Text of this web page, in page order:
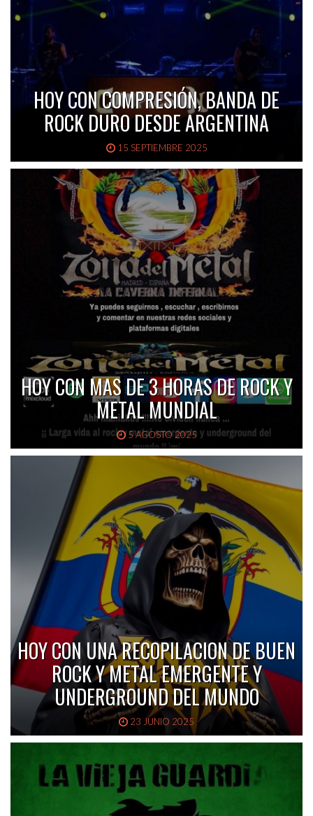
HOY CON COMPRESIÓN, BANDA DE
ROCK DURO DESDE ARGENTINA
15 SEPTIEMBRE 2025
HOY CON MAS DE 3 HORAS DE ROCK Y
METAL MUNDIAL
5 AGOSTO 2025
HOY CON UNA RECOPILACION DE BUEN
ROCK Y METAL EMERGENTE Y
UNDERGROUND DEL MUNDO
23 JUNIO 2025